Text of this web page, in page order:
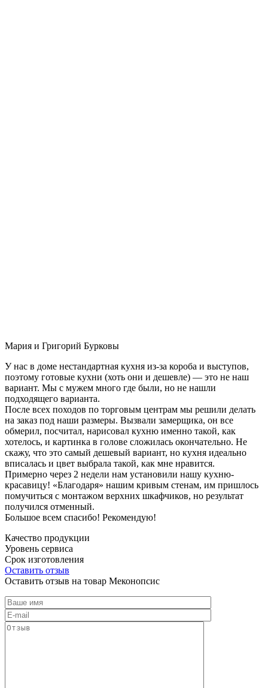
Мария и Григорий Бурковы
У нас в доме нестандартная кухня из-за короба и выступов,
поэтому готовые кухни (хоть они и дешевле) — это не наш
вариант. Мы с мужем много где были, но не нашли
подходящего варианта.
После всех походов по торговым центрам мы решили делать
на заказ под наши размеры. Вызвали замерщика, он все
обмерил, посчитал, нарисовал кухню именно такой, как
хотелось, и картинка в голове сложилась окончательно. Не
скажу, что это самый дешевый вариант, но кухня идеально
вписалась и цвет выбрала такой, как мне нравится.
Примерно через 2 недели нам установили нашу кухню-
красавицу! «Благодаря» нашим кривым стенам, им пришлось
помучиться с монтажом верхних шкафчиков, но результат
получился отменный.
Большое всем спасибо! Рекомендую!
Качество продукции
Уровень сервиса
Срок изготовления
Оставить отзыв
Оставить отзыв на товар Меконопсис